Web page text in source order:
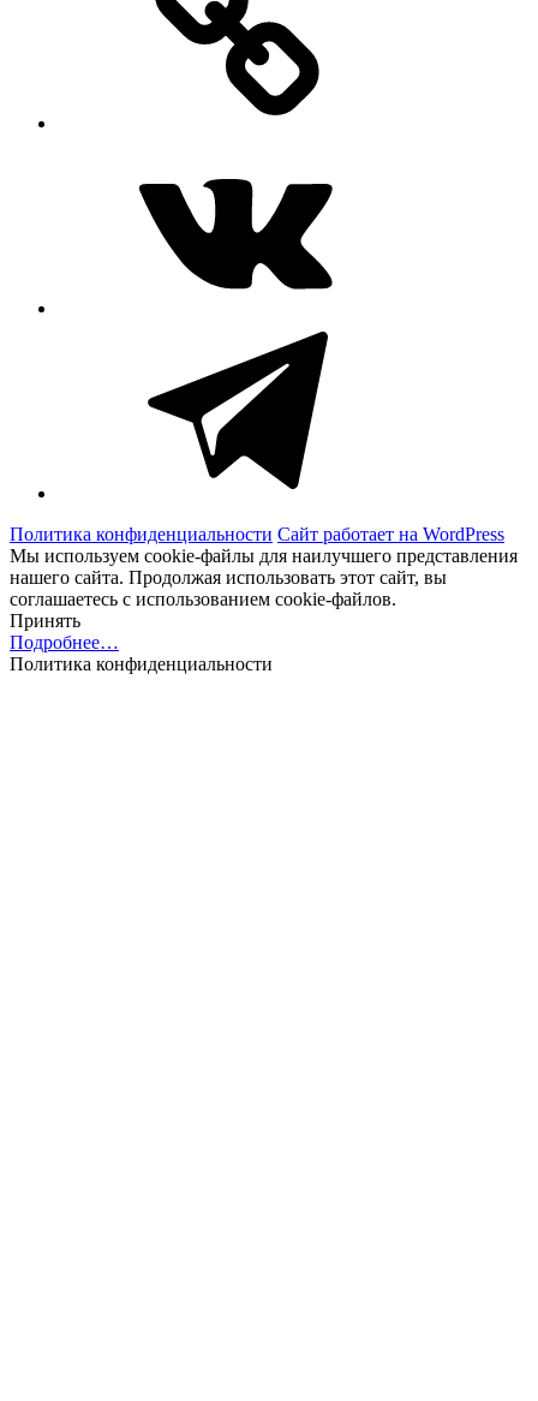
Политика конфиденциальности Сайт работает на WordPress
Мы используем cookie-файлы для наилучшего представления
нашего сайта. Продолжая использовать этот сайт, вы
соглашаетесь с использованием cookie-файлов.
Принять
Подробнее…
Политика конфиденциальности